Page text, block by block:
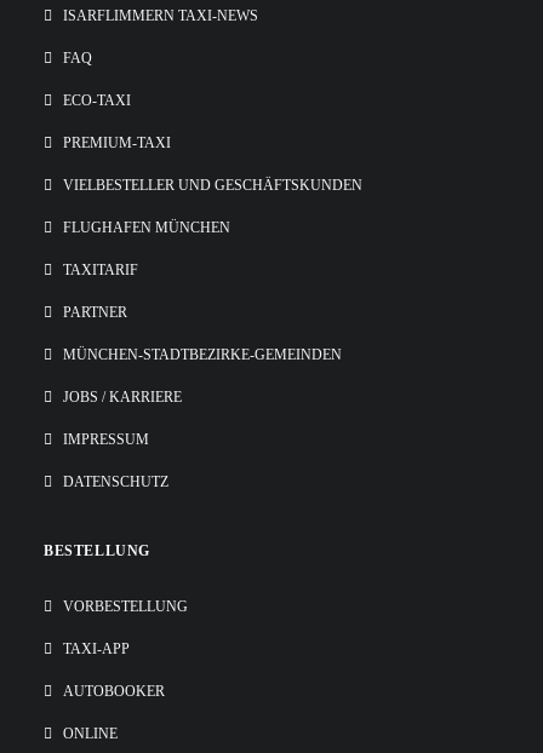
ISARFLIMMERN TAXI-NEWS
FAQ
ECO-TAXI
PREMIUM-TAXI
VIELBESTELLER UND GESCHÄFTSKUNDEN
FLUGHAFEN MÜNCHEN
TAXITARIF
PARTNER
MÜNCHEN-STADTBEZIRKE-GEMEINDEN
JOBS / KARRIERE
IMPRESSUM
DATENSCHUTZ
BESTELLUNG
VORBESTELLUNG
TAXI-APP
AUTOBOOKER
ONLINE